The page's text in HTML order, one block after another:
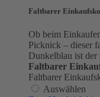
Faltbarer
Ob beim
Picknick – dieser
Dunkelblau ist der
Faltbarer
Faltbarer
Auswählen